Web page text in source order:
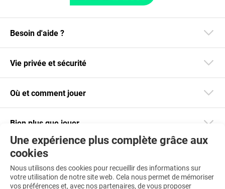
Une expérience plus complète grâce aux
cookies
Nous utilisons des cookies pour recueillir des informations sur
votre utilisation de notre site web. Cela nous permet de mémoriser
vos préférences et, avec nos partenaires, de vous proposer
Besoin d'aide ?
Vie privée et sécurité
Où et comment jouer
Bien plus que jouer
Téléchargez notre app